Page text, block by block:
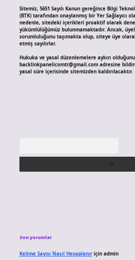
Sitemiz, 5651 Sayılı Kanun gereğince Bilgi
(BTK) tarafından onaylanmış bir Yer Sağlayıcı
nedenle, sitedeki içerikleri proaktif olarak
yükümlülüğümüz bulunmamaktadır. Ancak,
sorumluluğunu taşımakta olup, siteye üye
etmiş sayılırlar.
Hukuka ve yasal düzenlemelere aykırı
backlinkpanelicomtr@gmail.comadresine
yasal süre içerisinde sitemizden kaldırılacaktır.
Son yorumlar
Kelime Sayısı Nasıl Hesaplanıriçin admin